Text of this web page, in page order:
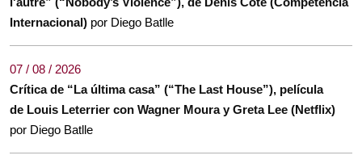
Internacional) por Diego Batlle
07 / 08 / 2026
Crítica de “La última casa” (“The Last House”), película
de Louis Leterrier con Wagner Moura y Greta Lee (Netflix)
por Diego Batlle